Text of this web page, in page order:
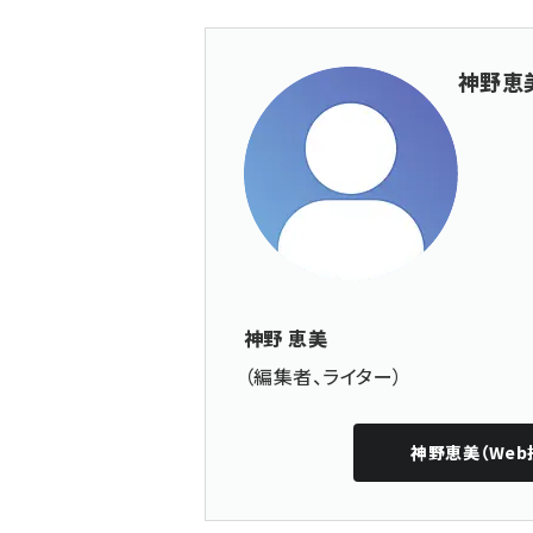
神野恵
神野 恵美
（編集者、ライター）
神野恵美（Web